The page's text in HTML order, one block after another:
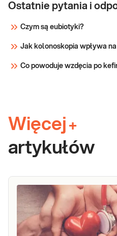
Ostatnie pytania i
Czym są eubiotyki?
Jak kolonoskopia wpływa
Co powoduje wzdęcia po
Więcej +
artykułów